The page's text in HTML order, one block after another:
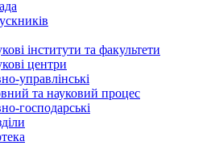
інститути та факультети
центри
управлінські
та науковий процес
господарські